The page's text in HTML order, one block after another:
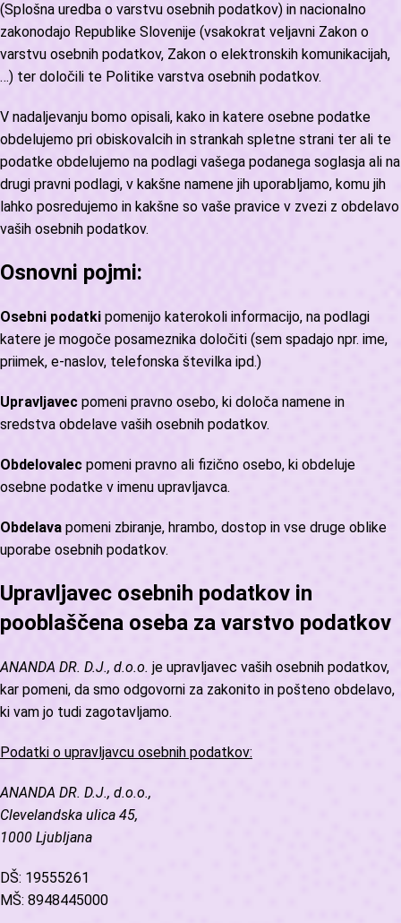
(Splošna uredba o varstvu osebnih podatkov) in nacionalno
zakonodajo Republike Slovenije (vsakokrat veljavni Zakon o
varstvu osebnih podatkov, Zakon o elektronskih komunikacijah,
…) ter določili te Politike varstva osebnih podatkov.
V nadaljevanju bomo opisali, kako in katere osebne podatke
obdelujemo pri obiskovalcih in strankah spletne strani ter ali te
podatke obdelujemo na podlagi vašega podanega soglasja ali na
drugi pravni podlagi, v kakšne namene jih uporabljamo, komu jih
lahko posredujemo in kakšne so vaše pravice v zvezi z obdelavo
vaših osebnih podatkov.
Osnovni pojmi:
Osebni podatki pomenijo katerokoli informacijo, na podlagi
katere je mogoče posameznika določiti (sem spadajo npr. ime,
priimek, e-naslov, telefonska številka ipd.)
Upravljavec pomeni pravno osebo, ki določa namene in
sredstva obdelave vaših osebnih podatkov.
Obdelovalec pomeni pravno ali fizično osebo, ki obdeluje
osebne podatke v imenu upravljavca.
Obdelava pomeni zbiranje, hrambo, dostop in vse druge oblike
uporabe osebnih podatkov.
Upravljavec osebnih podatkov in
pooblaščena oseba za varstvo podatkov
ANANDA DR. D.J., d.o.o. je upravljavec vaših osebnih podatkov,
kar pomeni, da smo odgovorni za zakonito in pošteno obdelavo,
ki vam jo tudi zagotavljamo.
Podatki o upravljavcu osebnih podatkov:
ANANDA DR. D.J., d.o.o.,
Clevelandska ulica 45,
1000 Ljubljana
DŠ: 19555261
MŠ: 8948445000